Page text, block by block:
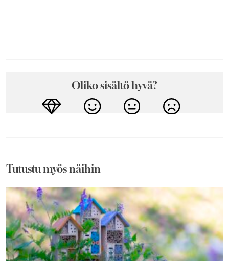
Oliko sisältö hyvä?
Tutustu myös näihin